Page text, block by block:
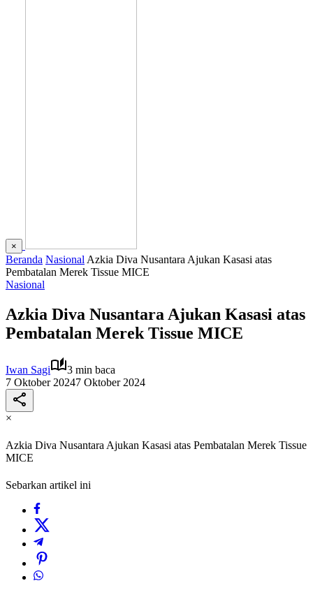
×
Beranda Nasional Azkia Diva Nusantara Ajukan Kasasi atas
Pembatalan Merek Tissue MICE
Nasional
Azkia Diva Nusantara Ajukan Kasasi atas
Pembatalan Merek Tissue MICE
Iwan Sagi
3 min baca
7 Oktober 20247 Oktober 2024
×
Azkia Diva Nusantara Ajukan Kasasi atas Pembatalan Merek Tissue
MICE
Sebarkan artikel ini